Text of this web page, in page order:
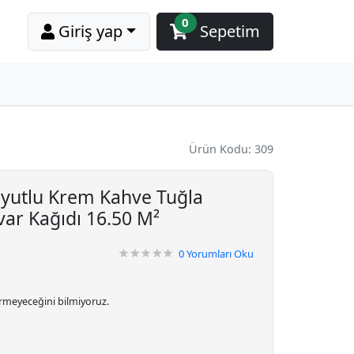
Giriş yap Sepetim
0
Ürün Kodu: 309
Krem Kahve Tuğla
Kağıdı 16.50 M²
0Yorumları Oku
bilmiyoruz.